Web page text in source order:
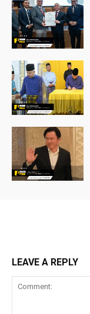
LEAVE A REPLY